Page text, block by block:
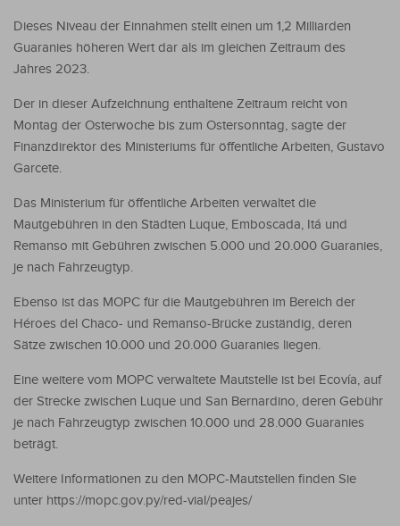
Dieses Niveau der Einnahmen stellt einen um 1,2 Milliarden
Guaranies höheren Wert dar als im gleichen Zeitraum des
Jahres 2023.
Der in dieser Aufzeichnung enthaltene Zeitraum reicht von
Montag der Osterwoche bis zum Ostersonntag, sagte der
Finanzdirektor des Ministeriums für öffentliche Arbeiten, Gustavo
Garcete.
Das Ministerium für öffentliche Arbeiten verwaltet die
Mautgebühren in den Städten Luque, Emboscada, Itá und
Remanso mit Gebühren zwischen 5.000 und 20.000 Guaranies,
je nach Fahrzeugtyp.
Ebenso ist das MOPC für die Mautgebühren im Bereich der
Héroes del Chaco- und Remanso-Brücke zuständig, deren
Sätze zwischen 10.000 und 20.000 Guaranies liegen.
Eine weitere vom MOPC verwaltete Mautstelle ist bei Ecovía, auf
der Strecke zwischen Luque und San Bernardino, deren Gebühr
je nach Fahrzeugtyp zwischen 10.000 und 28.000 Guaranies
beträgt.
Weitere Informationen zu den MOPC-Mautstellen finden Sie
unter https://mopc.gov.py/red-vial/peajes/